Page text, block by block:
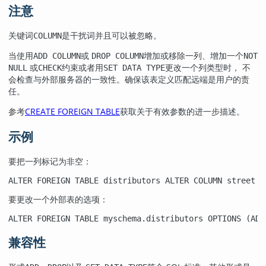
注意
关键词COLUMN是干扰词并且可以被忽略。
当使用ADD COLUMN或 DROP COLUMN增加或移除一列、增加一个NOT
NULL 或CHECK约束或者用SET DATA TYPE更改一个列类型时， 不
会检查与外部服务器的一致性。确保该表定义匹配远端是用户的责
任。
参考CREATE FOREIGN TABLE获取关于有效参数的进一步描述。
示例
要把一列标记为非空：
ALTER FOREIGN TABLE distributors ALTER COLUMN street
要更改一个外部表的选项：
ALTER FOREIGN TABLE myschema.distributors
兼容性